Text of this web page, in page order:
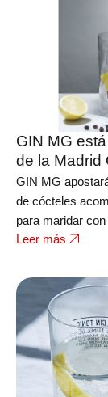
GIN MG
de la Madrid
GIN MG
de cócteles
para maridar
Leer más